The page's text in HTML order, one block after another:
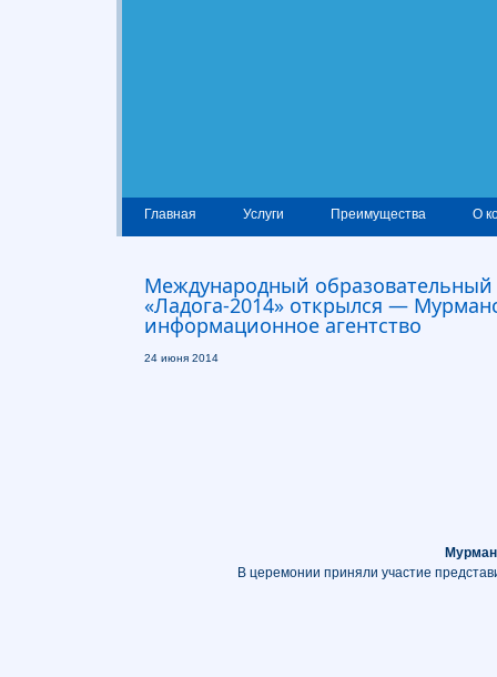
Главная Услуги Преимущества О
Международный
«Ладога-2014» открылся —
информационное агентство
24 июня 2014
В церемонии приняли участие